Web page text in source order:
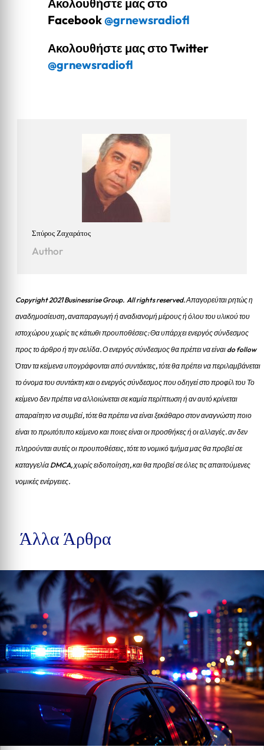
Ακολουθήστε μας στο
Facebook@grnewsradiofl
Ακολουθήστε μας στο Twitter
@grnewsradiofl
Σπύρος Ζαχαράτος
Author
Copyright 2021 Businessrise Group. All rights reserved. Απαγορεύται ρητώς η
αναδημοσίευση, αναπαραγωγή ή αναδιανομή μέρους ή όλου του υλικού του
ιστοχώρου χωρίς τις κάτωθι προυποθέσεις: Θα υπάρχει ενεργός σύνδεσμος
προς το άρθρο ή την σελίδα.Ο ενεργός σύνδεσμος θα πρέπει να είναι do follow
Όταν τα κείμενα υπογράφονται από συντάκτες, τότε θα πρέπει να περιλαμβάνεται
το όνομα του συντάκτη και ο ενεργός σύνδεσμος που οδηγεί στο προφίλ του Το
κείμενο δεν πρέπει να αλλοιώνεται σε καμία περίπτωση ή αν αυτό κρίνεται
απαραίτητο να συμβεί, τότε θα πρέπει να είναι ξεκάθαρο στον αναγνώστη ποιο
είναι το πρωτότυπο κείμενο και ποιες είναι οι προσθήκες ή οι αλλαγές. αν δεν
πληρούνται αυτές οι προυποθέσεις, τότε το νομικό τμήμα μας θα προβεί σε
καταγγελία DMCA, χωρίς ειδοποίηση, και θα προβεί σε όλες τις απαιτούμενες
νομικές ενέργειες.
Άλλα Άρθρα